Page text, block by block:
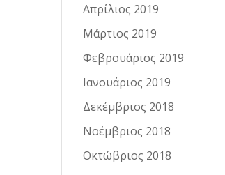
Απρίλιος 2019
Μάρτιος 2019
Φεβρουάριος 2019
Ιανουάριος 2019
Δεκέμβριος 2018
Νοέμβριος 2018
Οκτώβριος 2018